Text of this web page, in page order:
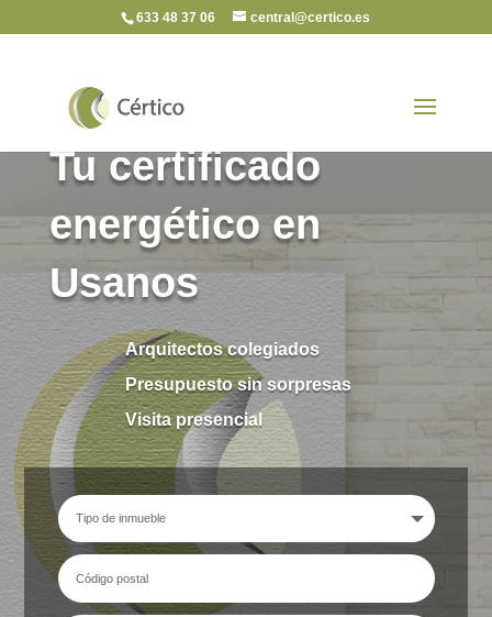
633 48 37 06 central@certico.es
Tu certificado
energético en
Usanos
Arquitectos colegiados
Presupuesto sin sorpresas
Visita presencial